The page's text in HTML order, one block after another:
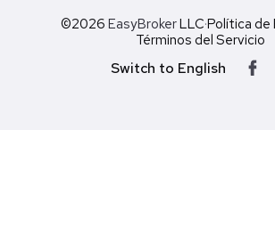
©2026 EasyBrokerLLC·Política de
Términos del Servicio
Switch to English